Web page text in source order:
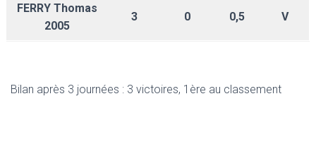
FERRY Thomas
2005
3 0 0,5 V
Bilan après 3 journées : 3 victoires, 1ère au classement